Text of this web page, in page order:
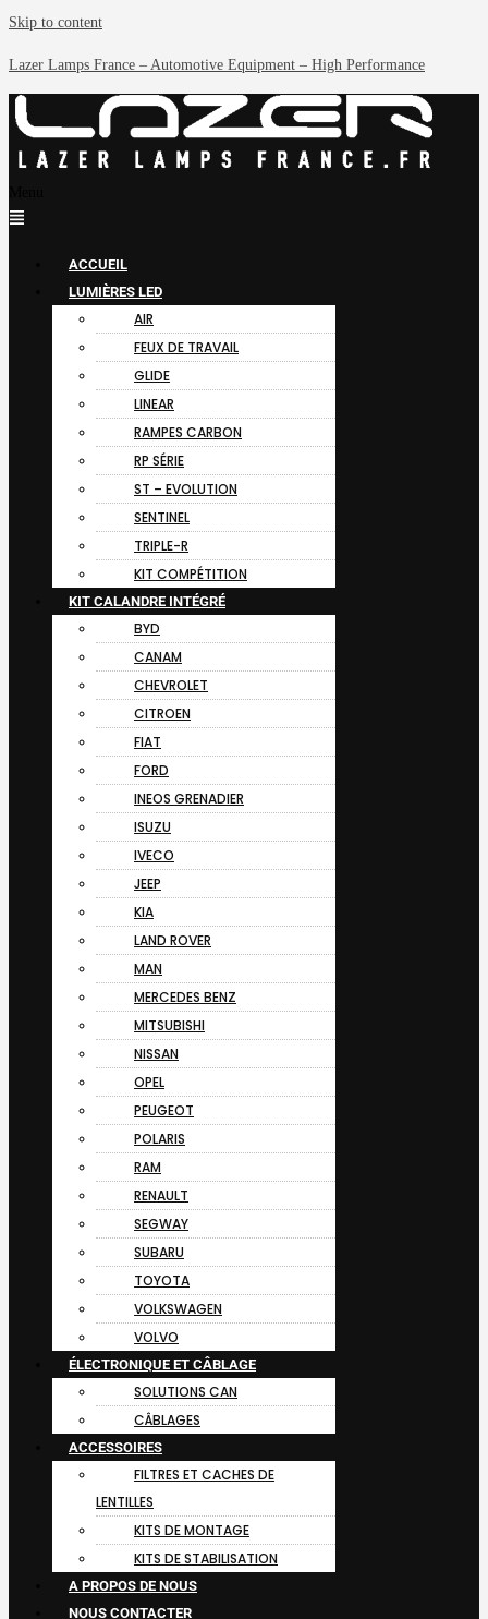
Skip to content
Lazer Lamps France – Automotive Equipment – High Performance
ACCUEIL
LUMIÈRES LED
AIR
FEUX DE TRAVAIL
GLIDE
LINEAR
RAMPES CARBON
RP SÉRIE
ST – EVOLUTION
SENTINEL
TRIPLE-R
KIT COMPÉTITION
KIT CALANDRE INTÉGRÉ
BYD
CANAM
CHEVROLET
CITROEN
FIAT
FORD
INEOS GRENADIER
ISUZU
IVECO
JEEP
KIA
LAND ROVER
MAN
MERCEDES BENZ
MITSUBISHI
NISSAN
OPEL
PEUGEOT
POLARIS
RAM
RENAULT
SEGWAY
SUBARU
TOYOTA
VOLKSWAGEN
VOLVO
ÉLECTRONIQUE ET CÂBLAGE
SOLUTIONS CAN
CÂBLAGES
ACCESSOIRES
FILTRES ET CACHES DE
LENTILLES
KITS DE MONTAGE
KITS DE STABILISATION
A PROPOS DE NOUS
NOUS CONTACTER